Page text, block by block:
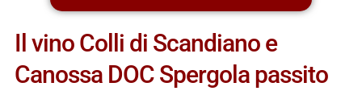
Il vino Colli di Scandiano e
Canossa DOC Spergola passito